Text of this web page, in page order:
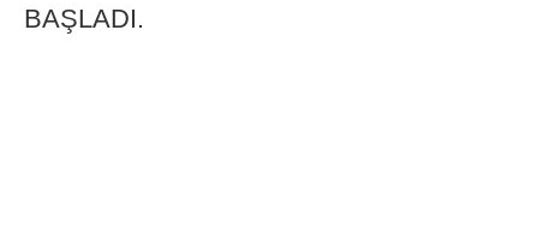
BAŞLADI.